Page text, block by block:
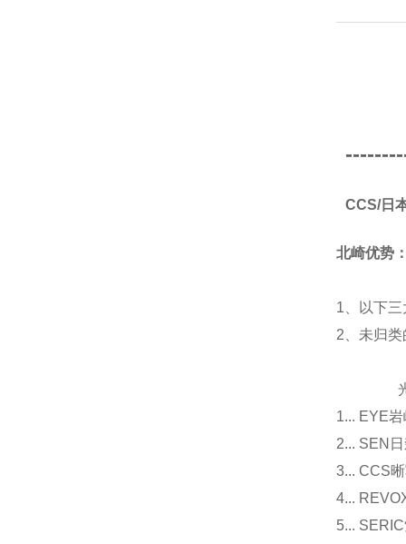
CCS/日
北崎优势
1、以下
2、未归
光源
1... EYE
2... SEN
3... CCS
4...
5...